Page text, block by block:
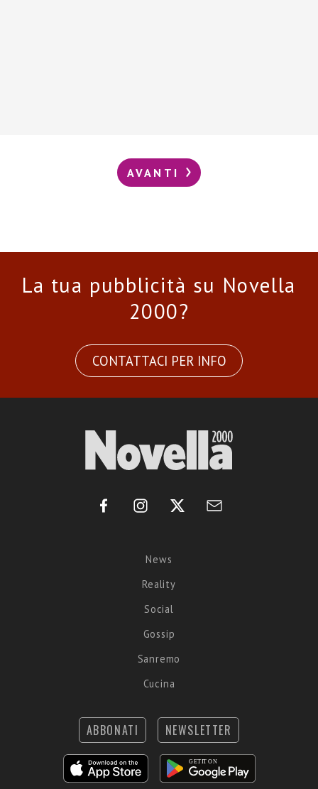
AVANTI
La tua pubblicità su Novella
2000?
CONTATTACI PER INFO
News
Reality
Social
Gossip
Sanremo
Cucina
ABBONATI NEWSLETTER